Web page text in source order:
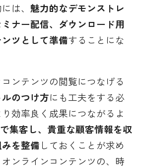
は、 魅力的なデモンストレ
ナー配信、ダウンロード用
ツとして準備することにな
ンテンツの閲覧につなげる
のつけ方にも工夫をする必
効率良く成果につながるよ
集客し、貴重な顧客情報を収
を整備 しておくことが求め
ンラインコンテンツの、時